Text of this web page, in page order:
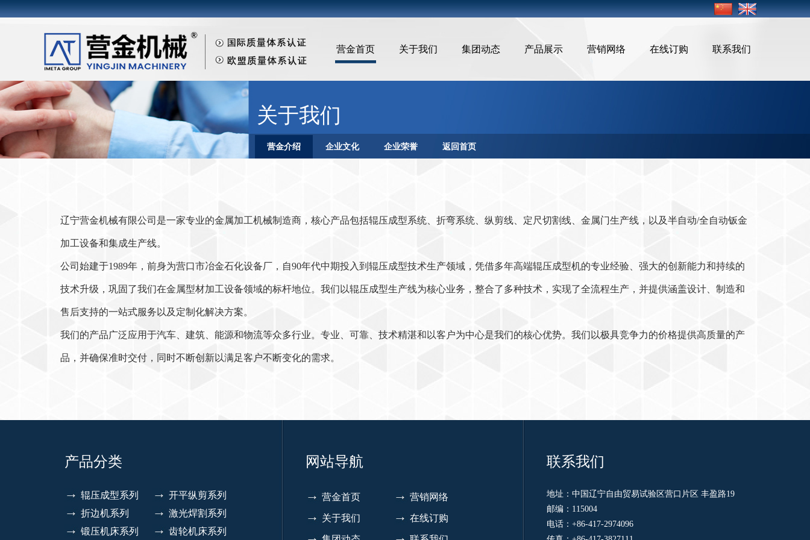
营金首页 关于我们 集团动态 产品展示 营销网络 在线订购 联系我们
关于我们
营金介绍 企业文化 企业荣誉 返回首页
辽宁营金机械有限公司是一家专业的金属加工机械制造商，核心产品包括辊压成型系统、折弯系统、纵剪线、定尺切割线、金属门生产线，以及半自动/全自动钣金
加工设备和集成生产线。
公司始建于1989年，前身为营口市冶金石化设备厂，自90年代中期投入到辊压成型技术生产领域，凭借多年高端辊压成型机的专业经验、强大的创新能力和持续的
技术升级，巩固了我们在金属型材加工设备领域的标杆地位。我们以辊压成型生产线为核心业务，整合了多种技术，实现了全流程生产，并提供涵盖设计、制造和
售后支持的一站式服务以及定制化解决方案。
我们的产品广泛应用于汽车、建筑、能源和物流等众多行业。专业、可靠、技术精湛和以客户为中心是我们的核心优势。我们以极具竞争力的价格提供高质量的产
品，并确保准时交付，同时不断创新以满足客户不断变化的需求。
产品分类
辊压成型系列
开平纵剪系列
折边机系列
激光焊割系列
锻压机床系列
齿轮机床系列
网站导航
营金首页 营销网络
关于我们 在线订购
联系我们
地址：中国辽宁自由贸易试验区营口片区 丰盈路19
邮编：115004
电话：+86-417-2974096